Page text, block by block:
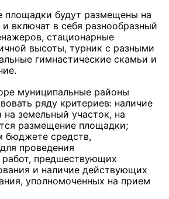
площадки будут размещены на
включат в себя разнообразный
стационарные
высоты, турник с разными
гимнастические скамьи и
муниципальные районы
ряду критериев: наличие
земельный участок, на
размещение площадки;
бюджете средств,
проведения
работ, предшествующих
и наличие действующих
уполномоченных на прием